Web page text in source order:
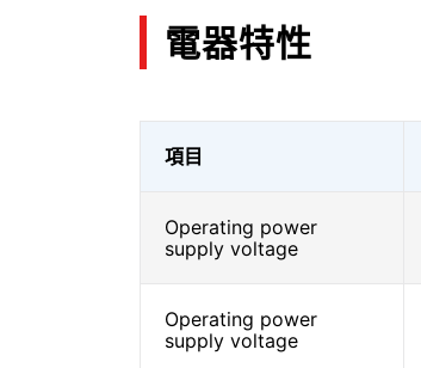
電器特性
項目
Operating power
supply voltage
Operating power
supply voltage